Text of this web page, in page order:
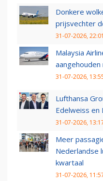
Donkere
prijsvechter
31-07-2026, 22:01
Malaysia
31-07-2026,
Lufthansa
Edelweiss en
31-07-2026,
Meer
Nederlandse
kwartaal
31-07-2026,